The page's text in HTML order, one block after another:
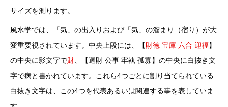
サイズを測ります。
風水学では、「気」の出入りおよび「気」の溜まり（宿り）が大
変重要視されています。中央上段には、【財徳 宝庫 六合 迎福】
の中央に影文字で財、【退財 公事 牢執 孤寡】の中央に白抜き文
字で病と書かれています。これら4つごとに割り当てられている
白抜き文字は、この4つを代表あるいは関連する事を表していま